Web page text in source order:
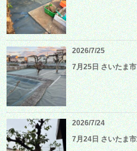
2026/7/25
7月25日 さいたま
2026/7/24
7月24日 さいたま